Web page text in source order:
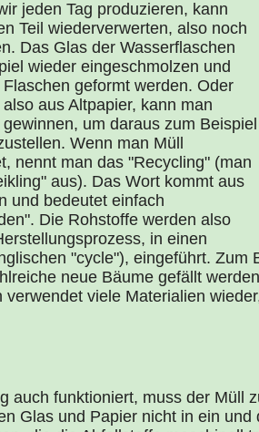
jeden Tag produzieren, kann
Teil wiederverwerten, also noch
Das Glas der Wasserflaschen
wieder eingeschmolzen und
geformt werden. Oder
aus Altpapier, kann man
gewinnen, um daraus zum Beispiel
Wenn man Müll
nennt man das "Recycling" (man
aus). Das Wort kommt aus
und bedeutet einfach
Die Rohstoffe werden also
in einen
"cycle"), eingeführt. Zum
neue Bäume gefällt
verwendet viele Materialien
auch funktioniert, muss der Müll
Glas und Papier nicht in ein